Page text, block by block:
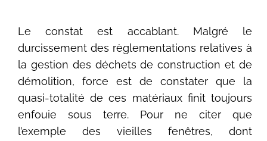
Le constat est accablant. Malgré le
durcissement des règlementations relatives à
la gestion des déchets de construction et de
démolition, force est de constater que la
quasi-totalité de ces matériaux finit toujours
enfouie sous terre. Pour ne citer que
l’exemple des vieilles fenêtres, dont